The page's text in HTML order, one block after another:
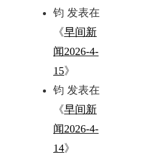
钧 发表在
《早间新
闻2026-4-
15》
钧 发表在
《早间新
闻2026-4-
14》